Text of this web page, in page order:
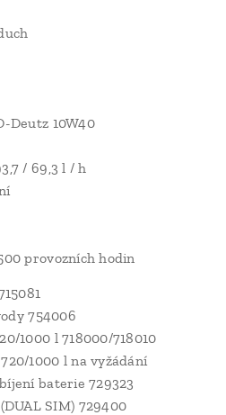
Deutz 10W40
/ 69,3 l / h
provozních hodin
754006
1000 l 718000/718010
1000 l na vyžádání
baterie 729323
SIM) 729400